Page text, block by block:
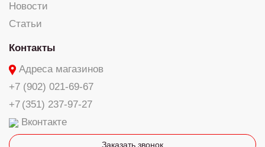
Новости
Статьи
Контакты
Адреса магазинов
+7 (902) 021-69-67
+7 (351) 237-97-27
Вконтакте
Заказать звонок